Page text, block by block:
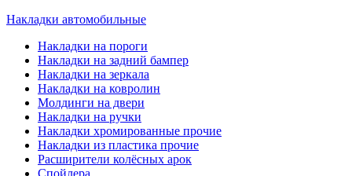
Накладки автомобильные
Накладки на пороги
Накладки на задний бампер
Накладки на зеркала
Накладки на ковролин
Молдинги на двери
Накладки на ручки
Накладки хромированные прочие
Накладки из пластика прочие
Расширители колёсных арок
Спойлера